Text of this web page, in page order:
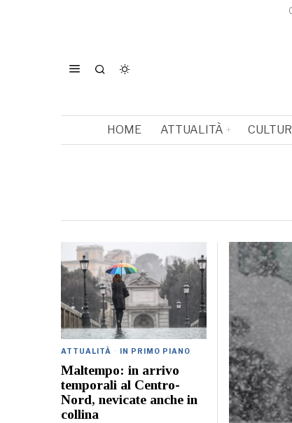
HOME ATTUALITÀ
ATTUALITÀ · IN PRIMO PIANO
Maltempo: in arrivo
temporali al Centro-
Nord, nevicate anche in
collina